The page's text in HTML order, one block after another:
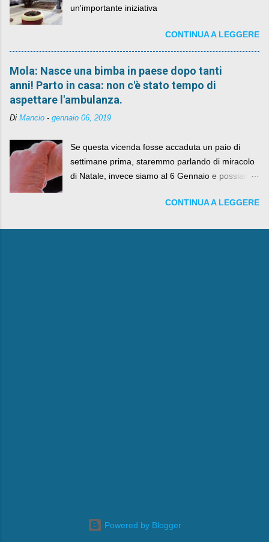
un'importante iniziativa
CONTINUA A LEGGERE
Mola: Nasce una bimba in paese dopo tanti
anni! Parto in casa: non c'è stato tempo di
aspettare l'ambulanza.
Di Mancio - gennaio 06, 2019
Se questa vicenda fosse accaduta un paio di
settimane prima, staremmo parlando di miracolo
di Natale, invece siamo al 6 Gennaio e possiamo
e la Befana, visto il lieto epilogo della vicenda.
CONTINUA A LEGGERE
Powered by Blogger